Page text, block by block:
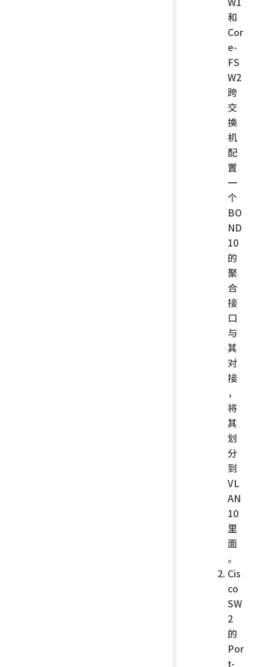
和
Cor
e-
FS
W2
跨
交
换
机
配
置
一
个
BO
ND
10
的
聚
合
接
口
与
其
对
接
，
将
其
划
分
到
VL
AN
10
里
面
。
Cis
co
SW
2
的
Por
t-